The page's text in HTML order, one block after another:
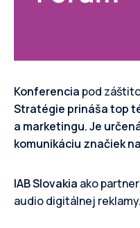
Konferencia pod
Stratégie prináša top
a marketingu. Je
komunikáciu značiek
IAB Slovakia ako
audio digitálnej reklamy.